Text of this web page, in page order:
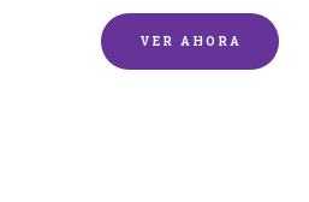
VER AHORA